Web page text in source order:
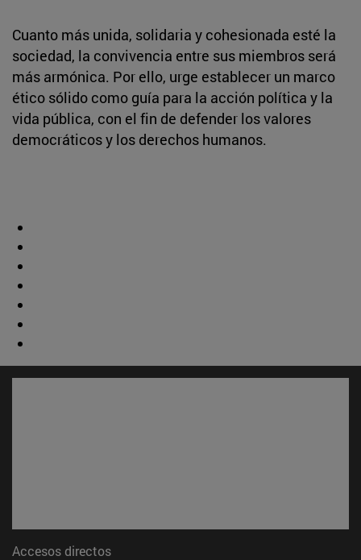
Cuanto más unida, solidaria y cohesionada esté la
sociedad, la convivencia entre sus miembros será
más armónica. Por ello, urge establecer un marco
ético sólido como guía para la acción política y la
vida pública, con el fin de defender los valores
democráticos y los derechos humanos.
Accesos directos